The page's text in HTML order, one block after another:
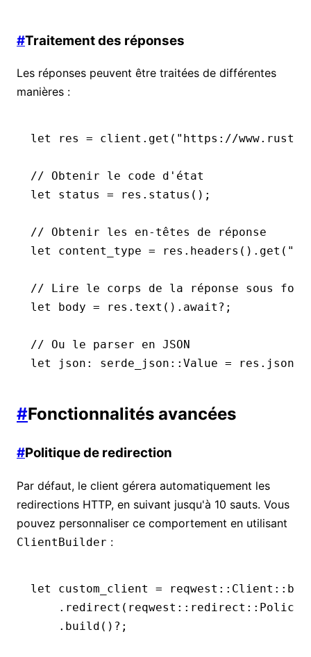
#Traitement des réponses
Les réponses peuvent être traitées de différentes
manières :
let res = client . get ( "https://www.rust-
// Obtenir le code d'état
let
status = res . status ();
// Obtenir les en-têtes de réponse
let
content_type = res . headers () . get (
// Lire le corps de la réponse sous
let
body = res . text () .await? ;
// Ou le parser en JSON
let
json : serde_json :: Value = res . json
#Fonctionnalités avancées
#Politique de redirection
Par défaut, le client gérera automatiquement les
redirections HTTP, en suivant jusqu'à 10 sauts. Vous
pouvez personnaliser ce comportement en utilisant
ClientBuilder :
let custom_client = reqwest :: Client ::
    .
redirect (reqwest :: redirect :: Policy
    .
build () ? ;